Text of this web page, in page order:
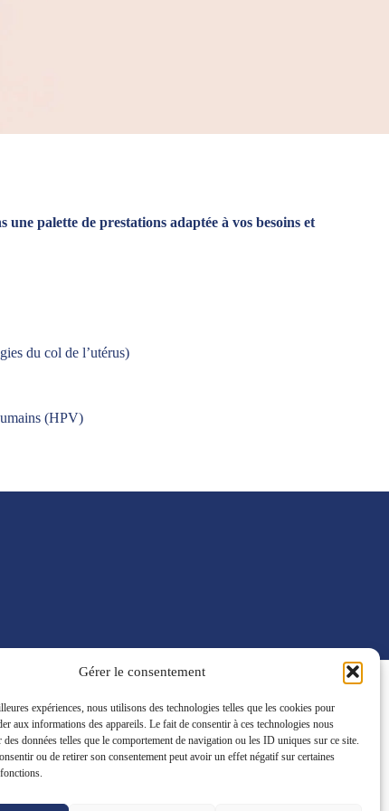
Gérer le consentement
expériences, nous utilisons des technologies telles que les cookies pour
aux informations des appareils. Le fait de consentir à ces technologies nous
des données telles que le comportement de navigation ou les ID uniques sur ce site.
ou de retirer son consentement peut avoir un effet négatif sur certaines
palette de prestations adaptée à vos besoins et
du col de l’utérus)
(HPV)
nous
rendez-vous